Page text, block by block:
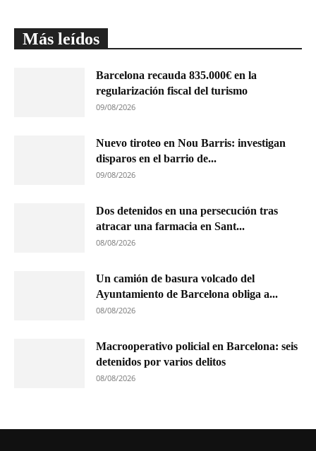
Más leídos
Barcelona recauda 835.000€ en la
regularización fiscal del turismo
09/08/2026
Nuevo tiroteo en Nou Barris: investigan
disparos en el barrio de...
09/08/2026
Dos detenidos en una persecución tras
atracar una farmacia en Sant...
08/08/2026
Un camión de basura volcado del
Ayuntamiento de Barcelona obliga a...
08/08/2026
Macrooperativo policial en Barcelona: seis
detenidos por varios delitos
08/08/2026